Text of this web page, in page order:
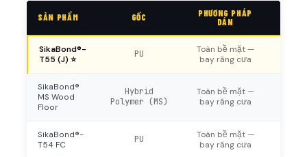
SẢN PHẨM GỐC
PHƯƠNG PHÁP
DÁN
SikaBond®-
T55 (J) ⭐
PU
Toàn bề mặt —
bay răng cưa
SikaBond®
MS Wood
Floor
Hybrid
Polymer (MS)
Toàn bề mặt —
bay răng cưa
SikaBond®-
T54 FC
PU
Toàn bề mặt —
bay răng cưa